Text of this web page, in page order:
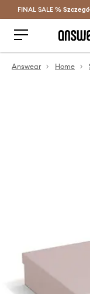
FINAL SALE %
Answear Home